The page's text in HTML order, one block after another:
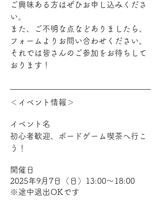
ご興味ある方はぜひお申し込みくださ
い。
また、ご不明な点などありましたら、
フォームよりお問い合わせください。
それでは皆さんのご参加をお待ちして
おります！
＜イベント情報＞
イベント名
初心者歓迎、ボードゲーム喫茶へ行こ
う！
開催日
2025年9月7日（日）13:00～18:00
※途中退出OKです